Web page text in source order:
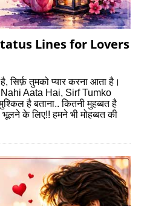
Lines for Lovers
सिर्फ़ तुमको प्यार करना आता है।
Aata Hai, Sirf Tumko
है बताना.. कितनी मुहब्बत है
के लिए!! हमने भी मोहब्बत की